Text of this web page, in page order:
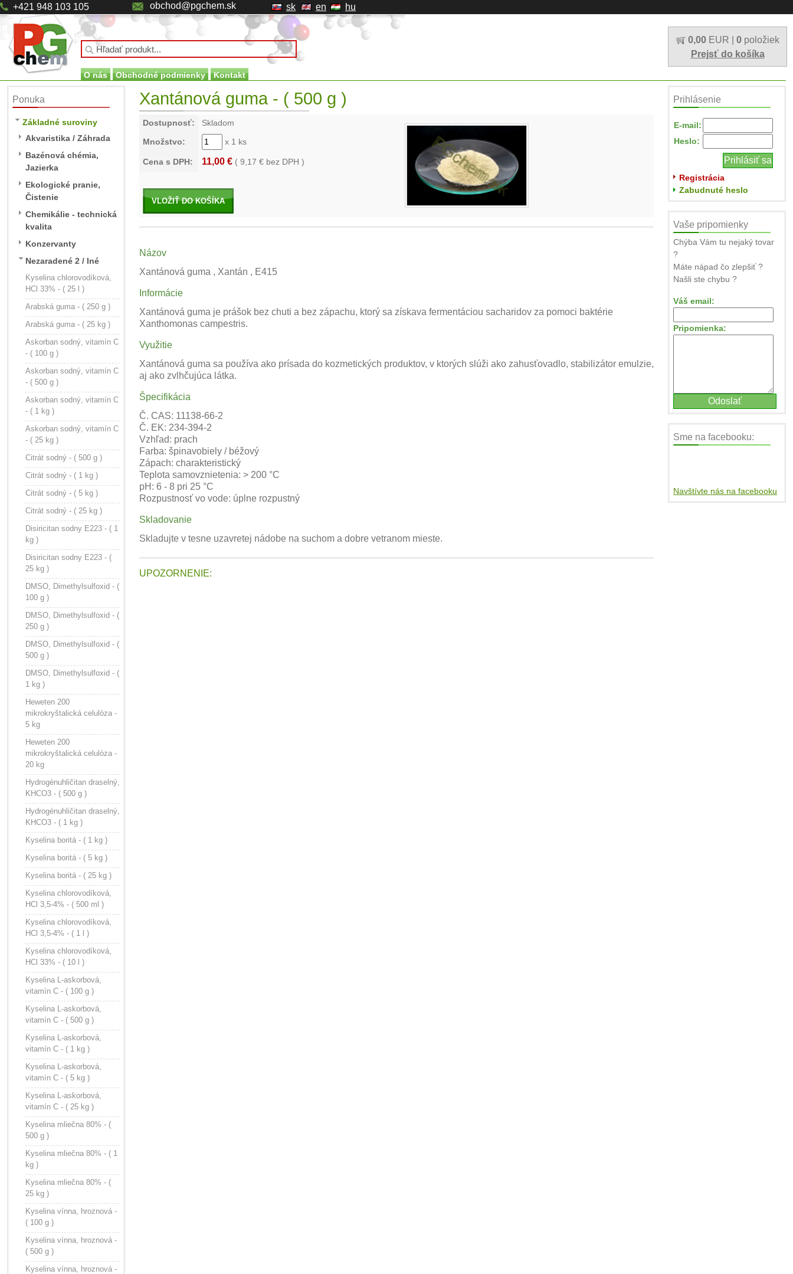
+421 948 103 105 obchod@pgchem.sk sk en hu
0,00 EUR | 0 položiek
Prejsť do košíka
O nás Obchodné podmienky Kontakt
Ponuka
Základné suroviny
Akvaristika / Záhrada
Bazénová chémia,
Jazierka
Ekologické pranie,
Čistenie
Chemikálie - technická
kvalita
Konzervanty
Nezaradené 2 / Iné
Kyselina chlorovodíková,
HCl 33% - ( 25 l )
Arabská guma - ( 250 g )
Arabská guma - ( 25 kg )
Askorban sodný, vitamín C
- ( 100 g )
Askorban sodný, vitamín C
- ( 500 g )
Askorban sodný, vitamín C
- ( 1 kg )
Askorban sodný, vitamín C
- ( 25 kg )
Citrát sodný - ( 500 g )
Citrát sodný - ( 1 kg )
Citrát sodný - ( 5 kg )
Citrát sodný - ( 25 kg )
Disiricitan sodny E223 - ( 1
kg )
Disiricitan sodny E223 - (
25 kg )
DMSO, Dimethylsulfoxid - (
100 g )
DMSO, Dimethylsulfoxid - (
250 g )
DMSO, Dimethylsulfoxid - (
500 g )
DMSO, Dimethylsulfoxid - (
1 kg )
Heweten 200
mikrokryštalická celulóza -
5 kg
Heweten 200
mikrokryštalická celulóza -
20 kg
Hydrogénuhličitan draselný,
KHCO3 - ( 500 g )
Hydrogénuhličitan draselný,
KHCO3 - ( 1 kg )
Kyselina boritá - ( 1 kg )
Kyselina boritá - ( 5 kg )
Kyselina boritá - ( 25 kg )
Kyselina chlorovodíková,
HCl 3,5-4% - ( 500 ml )
Kyselina chlorovodíková,
HCl 3,5-4% - ( 1 l )
Kyselina chlorovodíková,
HCl 33% - ( 10 l )
Kyselina L-askorbová,
vitamín C - ( 100 g )
Kyselina L-askorbová,
vitamín C - ( 500 g )
Kyselina L-askorbová,
vitamín C - ( 1 kg )
Kyselina L-askorbová,
vitamín C - ( 5 kg )
Kyselina L-askorbová,
vitamín C - ( 25 kg )
Kyselina mliečna 80% - (
500 g )
Kyselina mliečna 80% - ( 1
kg )
Kyselina mliečna 80% - (
25 kg )
Kyselina vínna, hroznová -
( 100 g )
Kyselina vínna, hroznová -
( 500 g )
Kyselina vínna, hroznová -
Xantánová guma - ( 500 g )
Dostupnosť:
Skladom
Množstvo:
x 1 ks
Cena s DPH: 11,00 € ( 9,17 € bez DPH )
VLOŽIŤ DO KOŠÍKA
Názov
Xantánová guma , Xantán , E415
Informácie
Xantánová guma je prášok bez chuti a bez zápachu, ktorý sa získava fermentáciou sacharidov za pomoci baktérie
Xanthomonas campestris.
Využitie
Xantánová guma sa používa ako prísada do kozmetických produktov, v ktorých slúži ako zahusťovadlo, stabilizátor emulzie,
aj ako zvlhčujúca látka.
Špecifikácia
Č. CAS: 11138-66-2
Č. EK: 234-394-2
Vzhľad: prach
Farba: špinavobiely / béžový
Zápach: charakteristický
Teplota samovznietenia: > 200 °C
pH: 6 - 8 pri 25 °C
Rozpustnosť vo vode: úplne rozpustný
Skladovanie
Skladujte v tesne uzavretej nádobe na suchom a dobre vetranom mieste.
UPOZORNENIE:
Prihlásenie
E-mail:
Heslo:
Registrácia
Zabudnuté heslo
Vaše pripomienky
Chýba Vám tu nejaký tovar
?
Máte nápad čo zlepšiť ?
Našli ste chybu ?
Váš email:
Pripomienka:
Sme na facebooku:
Navštívte nás na facebooku